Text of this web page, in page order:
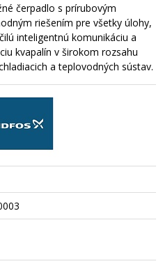
čerpadlo s prírubovým
riešením pre všetky úlohy,
inteligentnú komunikáciu a
kvapalín v širokom rozsahu
a teplovodných sústav.